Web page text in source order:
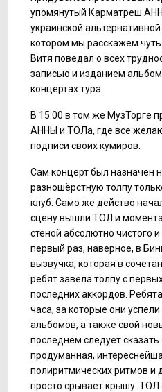
упомянутый Карматреш
украинской
котором мы расскажем
Витя поведал о всех
записью и изданием
концертах тура.
В 15:00 в том же МузТорге
АННЫ и ТОЛа, где все
подписи своих кумиров.
Сам концерт был назначен
разношёрстную толпу
клуб. Само же действо
сцену вышли ТОЛ и
стеной абсолютно чистого
первый раз, наверное, в
вызвучка, которая в
ребят завела толпу с
последних аккордов.
часа, за которые они
альбомов, а также свой
последнем следует
продуманная,
полиритмических ритмов и
просто срывает крышу. ТОЛ